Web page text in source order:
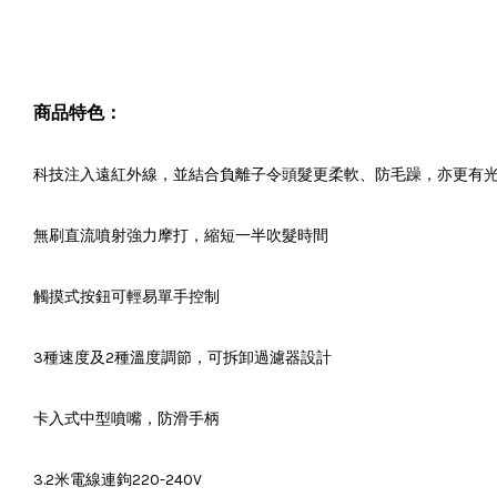
商品特色：
科技注入遠紅外線，並結合負離子令頭髮更柔軟、防毛躁，亦更有
無刷直流噴射強力摩打，縮短一半吹髮時間
觸摸式按鈕可輕易單手控制
3種速度及2種溫度調節，可拆卸過濾器設計
卡入式中型噴嘴，防滑手柄
3.2米電線連鉤220-240V